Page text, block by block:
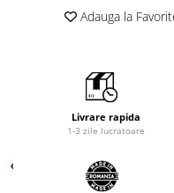
Adauga la
Livrare rapida
1-3 zile lucratoare